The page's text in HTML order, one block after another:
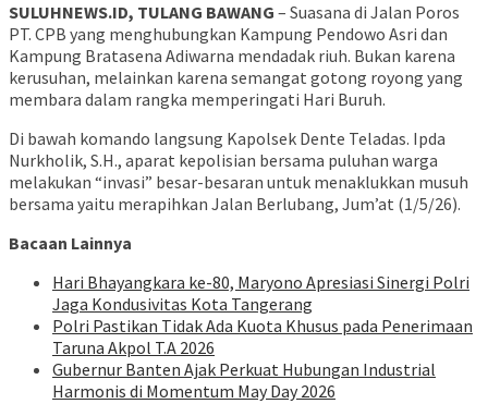
SULUHNEWS.ID, TULANG BAWANG – Suasana di Jalan Poros
PT. CPB yang menghubungkan Kampung Pendowo Asri dan
Kampung Bratasena Adiwarna mendadak riuh. Bukan karena
kerusuhan, melainkan karena semangat gotong royong yang
membara dalam rangka memperingati Hari Buruh.
Di bawah komando langsung Kapolsek Dente Teladas. Ipda
Nurkholik, S.H., aparat kepolisian bersama puluhan warga
melakukan “invasi” besar-besaran untuk menaklukkan musuh
bersama yaitu merapihkan Jalan Berlubang, Jum’at (1/5/26).
Bacaan Lainnya
Hari Bhayangkara ke-80, Maryono Apresiasi Sinergi Polri
Jaga Kondusivitas Kota Tangerang
Polri Pastikan Tidak Ada Kuota Khusus pada Penerimaan
Taruna Akpol T.A 2026
Gubernur Banten Ajak Perkuat Hubungan Industrial
Harmonis di Momentum May Day 2026